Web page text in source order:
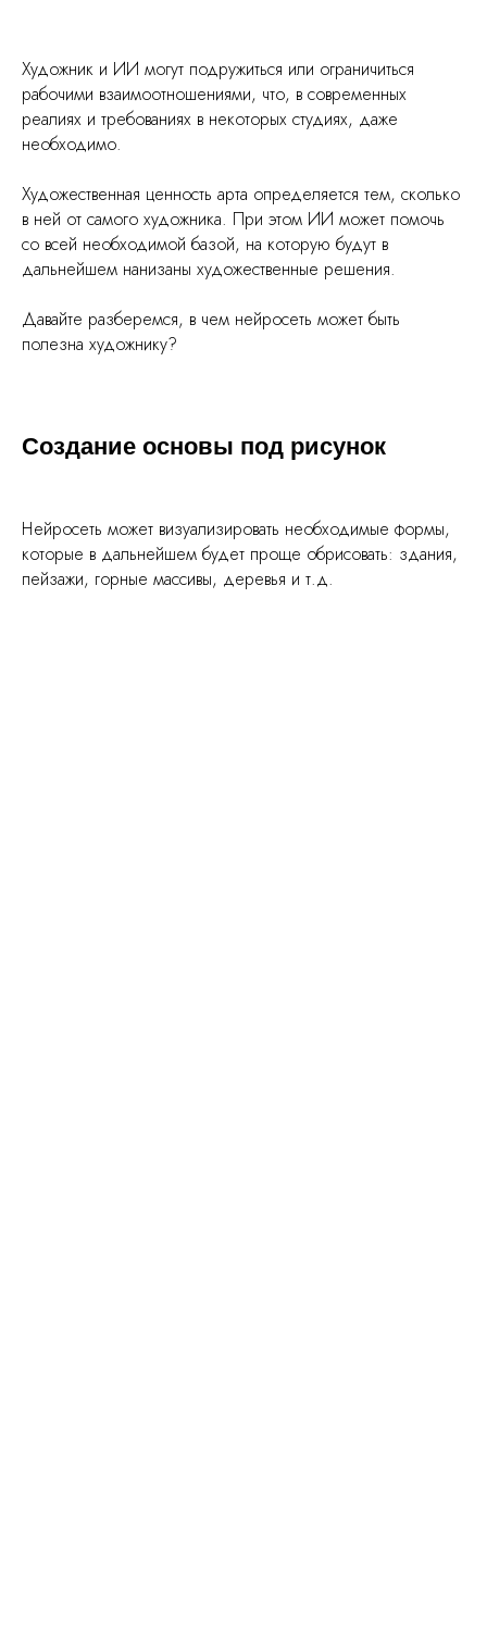
Художник и ИИ могут подружиться или ограничиться
рабочими взаимоотношениями, что, в современных
реалиях и требованиях в некоторых студиях, даже
необходимо.
Художественная ценность арта определяется тем, сколько
в ней от самого художника. При этом ИИ может помочь
со всей необходимой базой, на которую будут в
дальнейшем нанизаны художественные решения.
Давайте разберемся, в чем нейросеть может быть
полезна художнику?
Создание основы под рисунок
Нейросеть может визуализировать необходимые формы,
которые в дальнейшем будет проще обрисовать: здания,
пейзажи, горные массивы, деревья и т.д.